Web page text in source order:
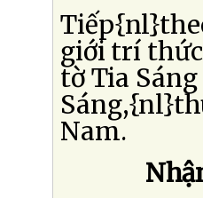
giới trí
tờ Tia
Nam.